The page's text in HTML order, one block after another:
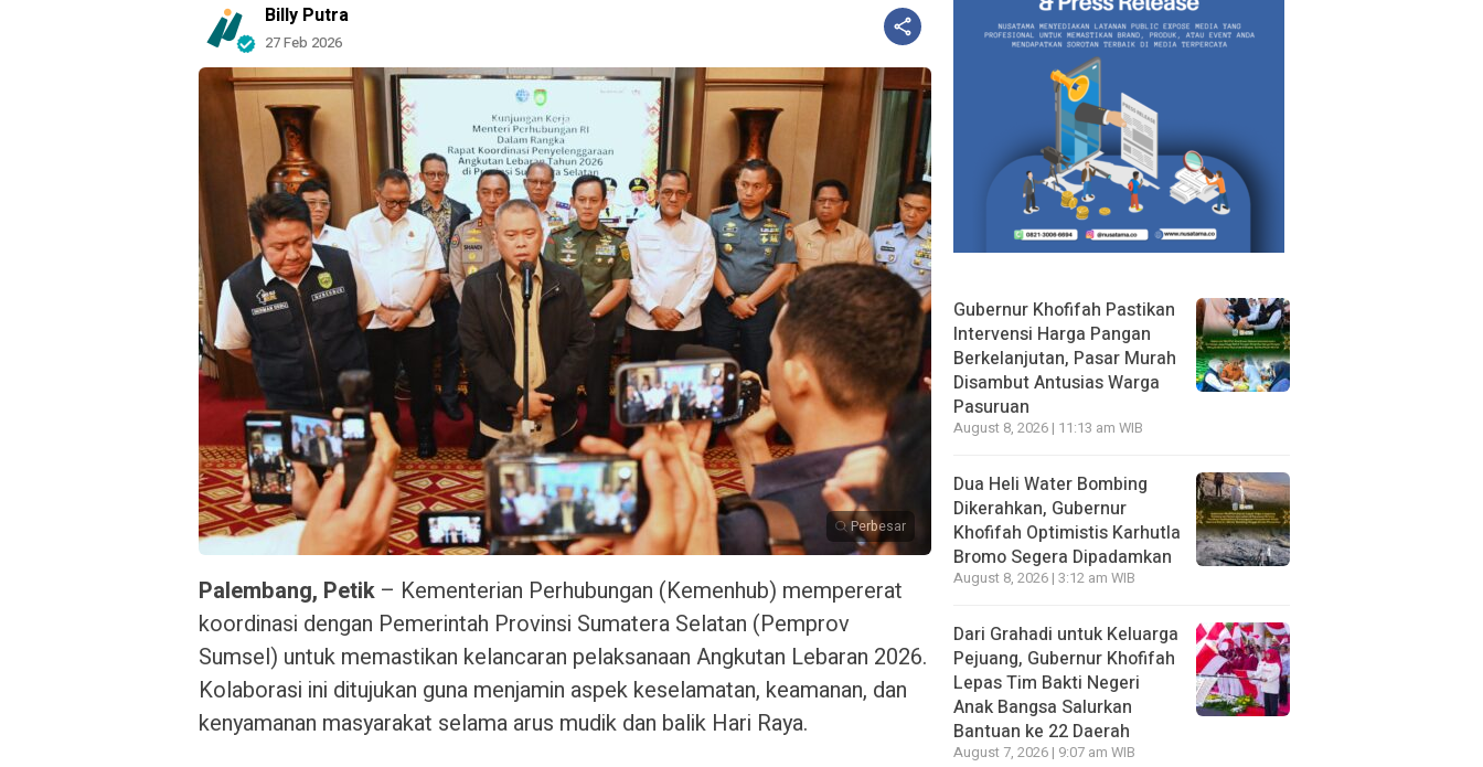
Billy Putra
27 Feb 2026
Perbesar
Palembang, Petik – Kementerian Perhubungan (Kemenhub) mempererat
koordinasi dengan Pemerintah Provinsi Sumatera Selatan (Pemprov
Sumsel) untuk memastikan kelancaran pelaksanaan Angkutan Lebaran 2026.
Kolaborasi ini ditujukan guna menjamin aspek keselamatan, keamanan, dan
kenyamanan masyarakat selama arus mudik dan balik Hari Raya.
Gubernur Khofifah Pastikan
Intervensi Harga Pangan
Berkelanjutan, Pasar Murah
Disambut Antusias Warga
Pasuruan
August 8, 2026 | 11:13 am WIB
Dua Heli Water Bombing
Dikerahkan, Gubernur
Khofifah Optimistis Karhutla
Bromo Segera Dipadamkan
August 8, 2026 | 3:12 am WIB
Dari Grahadi untuk Keluarga
Pejuang, Gubernur Khofifah
Lepas Tim Bakti Negeri
Anak Bangsa Salurkan
Bantuan ke 22 Daerah
August 7, 2026 | 9:07 am WIB